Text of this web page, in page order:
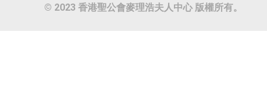
© 2023 香港聖公會麥理浩夫人中心 版權所有。